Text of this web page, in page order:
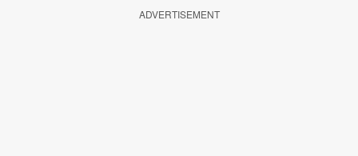
ADVERTISEMENT